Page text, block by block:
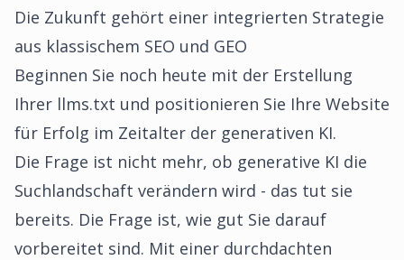
Die Zukunft gehört einer integrierten Strategie
aus klassischem SEO und GEO
Beginnen Sie noch heute mit der Erstellung
Ihrer llms.txt und positionieren Sie Ihre Website
für Erfolg im Zeitalter der generativen KI.
Die Frage ist nicht mehr, ob generative KI die
Suchlandschaft verändern wird - das tut sie
bereits. Die Frage ist, wie gut Sie darauf
vorbereitet sind. Mit einer durchdachten